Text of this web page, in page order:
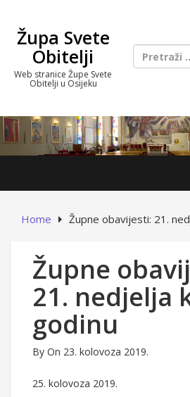
contentŽupa Svete
Obitelji
Web stranice Župe Svete
Obitelji u Osijeku
Home Župne obavijesti: 21.
Župne
21. nedjelja
godinu
By On 23. kolovoza 2019.
25. kolovoza 2019.